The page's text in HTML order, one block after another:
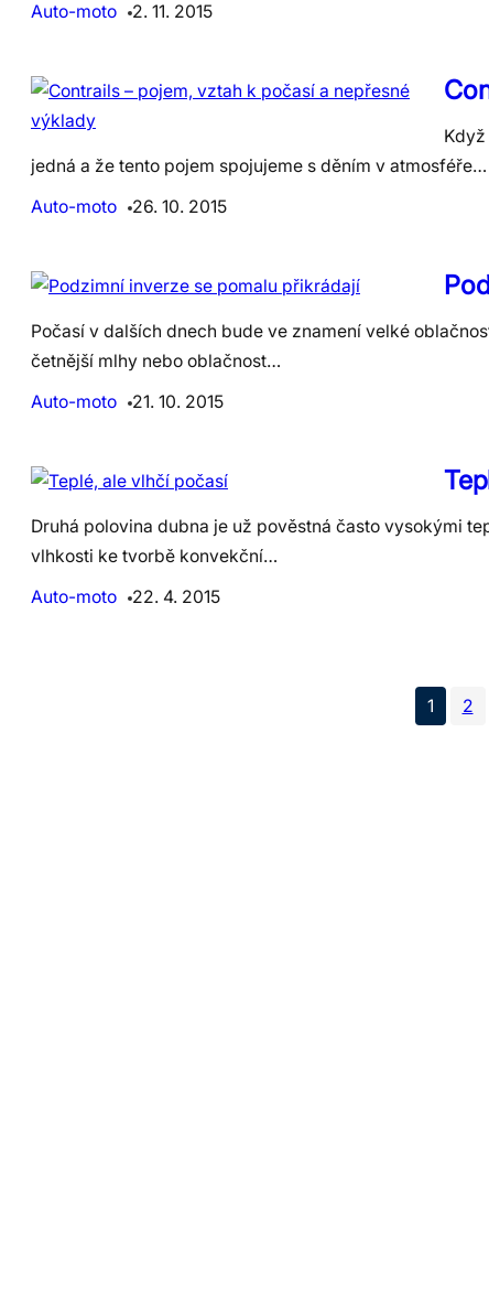
Auto-moto
2. 11. 2015
Když
jedná a že tento pojem spojujeme s děním v atmosféře…
Auto-moto
26. 10. 2015
Počasí v dalších dnech bude ve znamení velké
četnější mlhy nebo oblačnost…
Auto-moto
21. 10. 2015
Druhá polovina dubna je už pověstná často vysokými
vlhkosti ke tvorbě konvekční…
Auto-moto
22. 4. 2015
1 2